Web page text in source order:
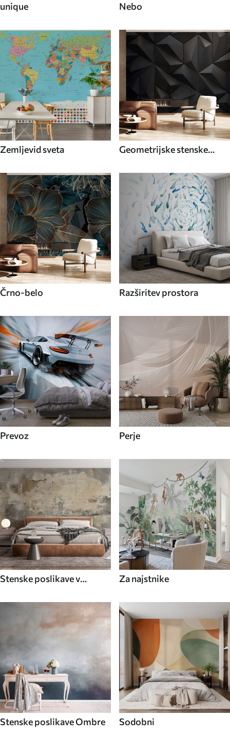
unique Nebo
Zemljevid sveta
Geometrijske stenske
Črno-belo Razširitev prostora
Prevoz Perje
Stenske poslikave v
Za najstnike
Stenske poslikave Ombre Sodobni